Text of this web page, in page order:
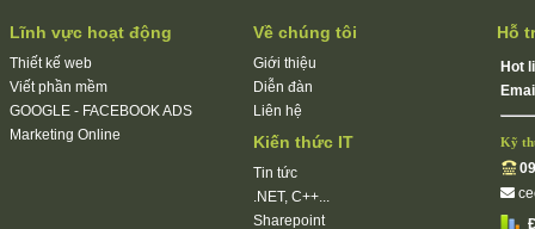
Lĩnh vực hoạt động
Thiết kế web
Viết phần mềm
GOOGLE - FACEBOOK ADS
Marketing Online
Về chúng tôi
Giới thiệu
Diễn đàn
Liên hệ
Kiến thức IT
Tin tức
.NET, C++...
Sharepoint
Hỗ
Hot
Kỹ